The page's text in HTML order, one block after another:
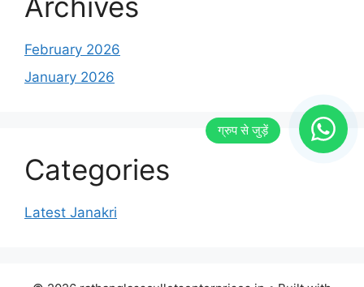
February 2026
January 2026
Categories
Latest Janakri